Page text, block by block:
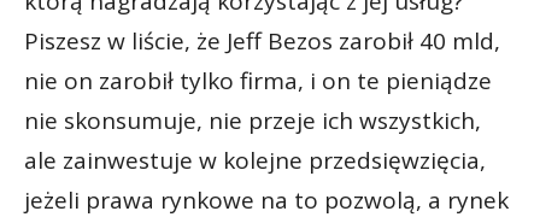
Piszesz w liście, że Jeff Bezos zarobił 40 mld,
nie on zarobił tylko firma, i on te pieniądze
nie skonsumuje, nie przeje ich wszystkich,
ale zainwestuje w kolejne przedsięwzięcia,
jeżeli prawa rynkowe na to pozwolą, a rynek